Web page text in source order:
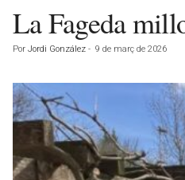
La Fageda
Por Jordi González - 9 de març de 2026